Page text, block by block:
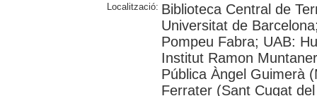
Localització: Biblioteca Central de
Universitat de
Pompeu Fabra; UAB:
Institut Ramon
Pública Àngel Guimerà
Ferrater (Sant Cugat